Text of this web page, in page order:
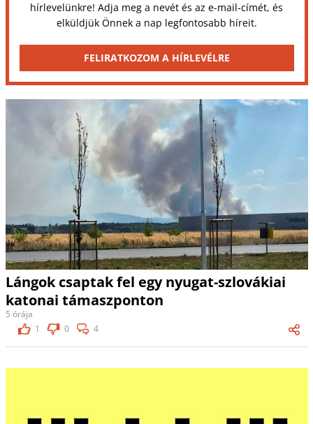
hírlevelünkre! Adja meg a nevét és az e-mail-címét, és
elküldjük Önnek a nap legfontosabb híreit.
FELIRATKOZOM A HÍRLEVÉLRE
Lángok csaptak fel egy nyugat-szlovákiai
katonai támaszponton
5 órája
1
0 4